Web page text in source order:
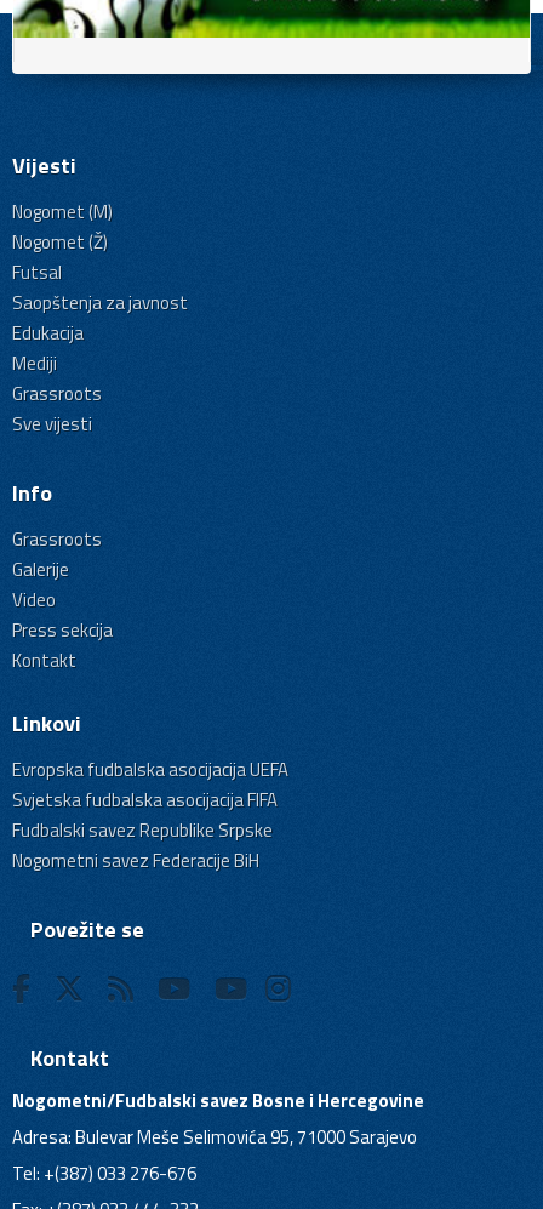
Vijesti
Nogomet (M)
Nogomet (Ž)
Futsal
Saopštenja za javnost
Edukacija
Mediji
Grassroots
Sve vijesti
Info
Grassroots
Galerije
Video
Press sekcija
Kontakt
Linkovi
Evropska fudbalska asocijacija UEFA
Svjetska fudbalska asocijacija FIFA
Fudbalski savez Republike Srpske
Nogometni savez Federacije BiH
Povežite se
Kontakt
Nogometni/Fudbalski savez Bosne i Hercegovine
Adresa: Bulevar Meše Selimovića 95, 71000 Sarajevo
Tel: +(387) 033 276-676